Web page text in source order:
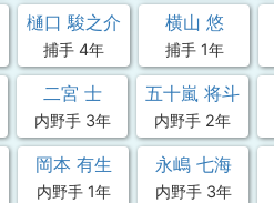
樋口 駿之介
捕手 4年
横山 悠
捕手 1年
二宮 士
内野手 3年
五十嵐 将斗
内野手 2年
岡本 有生
内野手 1年
永嶋 七海
内野手 3年